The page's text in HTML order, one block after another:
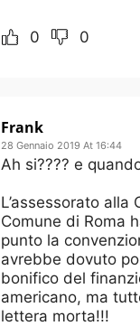
0 0
Frank
28 Gennaio 2019 At 16:44
Ah si???? e
L’assessorato alla
Comune di Roma
punto la
avrebbe dovuto
bonifico del
americano, ma
lettera morta!!!